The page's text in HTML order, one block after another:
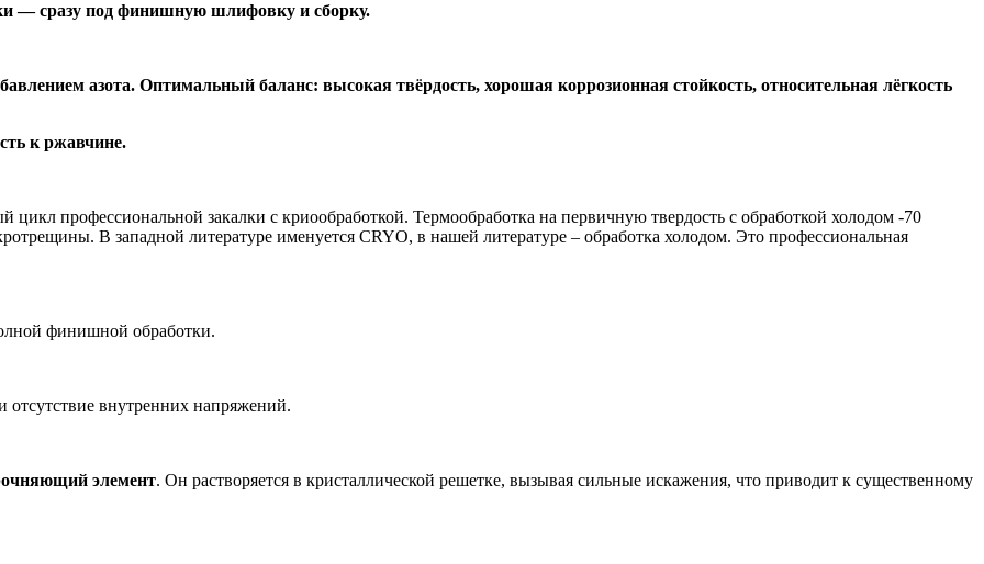
— сразу под финишную шлифовку и сборку.
азота. Оптимальный баланс: высокая твёрдость, хорошая коррозионная стойкость, относительная лёгкость
к ржавчине.
цикл профессиональной закалки с криообработкой. Термообработка на первичную твердость с обработкой холодом -70
В западной литературе именуется CRYO, в нашей литературе – обработка холодом. Это профессиональная
финишной обработки.
отсутствие внутренних напряжений.
элемент. Он растворяется в кристаллической решетке, вызывая сильные искажения, что приводит к существенному